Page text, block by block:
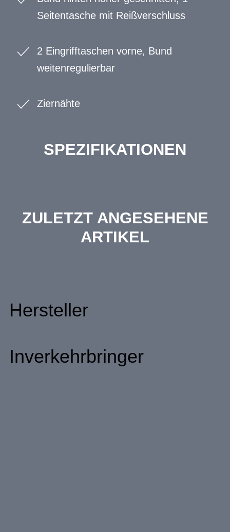
Seitentasche mit Reißverschluss
2 Eingrifftaschen vorne, Bund
weitenregulierbar
Ziernähte
SPEZIFIKATIONEN
ZULETZT ANGESEHENE
ARTIKEL
Hersteller
Inverkehrbringer